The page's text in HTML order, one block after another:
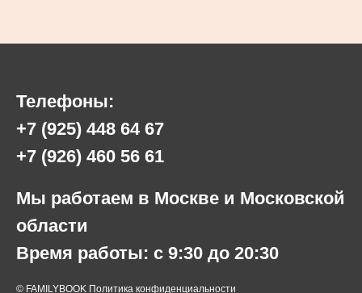
Телефоны:
+7 (925) 448 64 67
+7 (926) 460 56 61
​Мы работаем в Москве и Московской
области
Время работы: с 9:30 до 20:30
© FAMILYBOOK Политика конфиденциальности